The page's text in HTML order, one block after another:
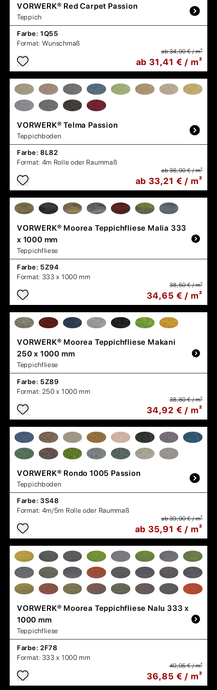
VORWERK® Red Carpet Passion
Teppich
Farbe: 1Q55
Format: Wunschmaß
ab 34,90 € / m²
ab 31,41 € / m²
VORWERK® Telma Passion
Teppichboden
Farbe: 8L82
Format: 4m Rolle oder Raummaß
ab 36,90 € / m²
ab 33,21 € / m²
VORWERK® Moorea Teppichfliese Malia 333
x 1000 mm
Teppichfliese
Farbe: 5Z94
Format: 333 x 1000 mm
38,50 € / m²
34,65 € / m²
VORWERK® Moorea Teppichfliese Makani
250 x 1000 mm
Teppichfliese
Farbe: 5Z89
Format: 250 x 1000 mm
38,80 € / m²
34,92 € / m²
VORWERK® Rondo 1005 Passion
Teppichboden
Farbe: 3S48
Format: 4m/5m Rolle oder Raummaß
ab 39,90 € / m²
ab 35,91 € / m²
VORWERK® Moorea Teppichfliese Nalu 333 x
1000 mm
Teppichfliese
Farbe: 2F78
Format: 333 x 1000 mm
40,95 € / m²
36,85 € / m²